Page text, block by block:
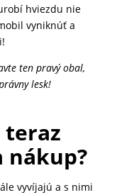
hviezdu nie
vyniknúť a
ten pravý obal,
lesk!
teraz
nákup?
vyvíjajú a s nimi